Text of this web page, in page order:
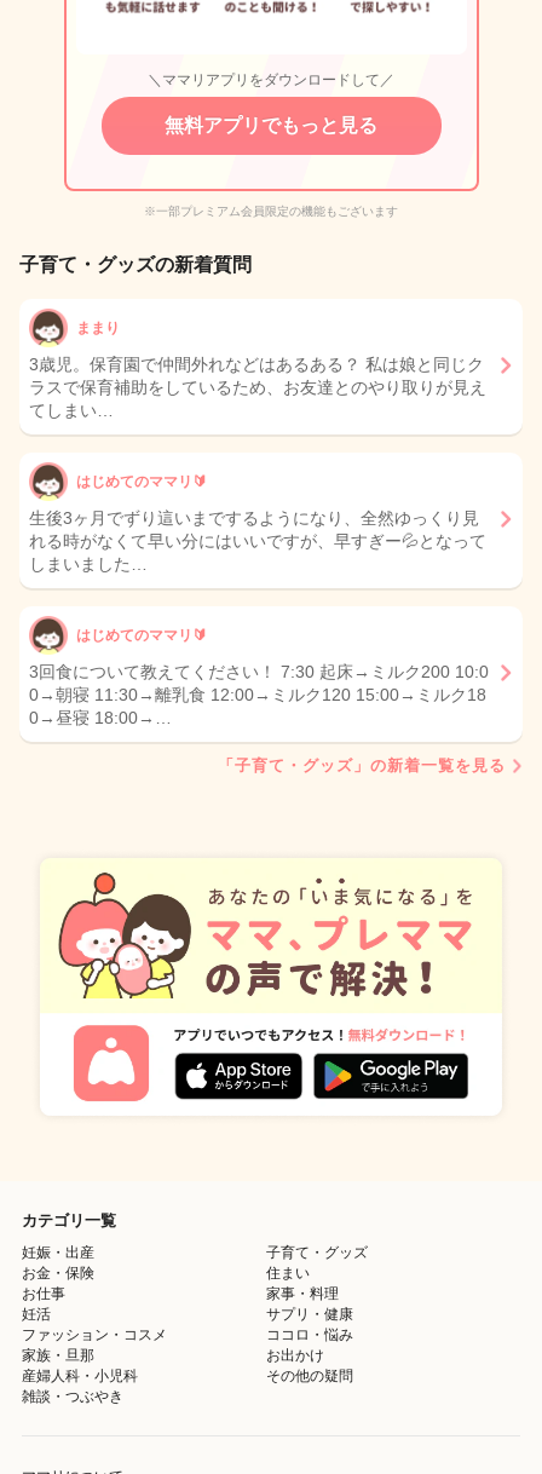
＼ママリアプリをダウンロードして／
無料アプリでもっと見る
※一部プレミアム会員限定の機能もございます
子育て・グッズの新着質問
ままり
3歳児。保育園で仲間外れなどはあるある？ 私は娘と同じク
ラスで保育補助をしているため、お友達とのやり取りが見え
てしまい…
はじめてのママリ🔰
生後3ヶ月でずり這いまでするようになり、全然ゆっくり見
れる時がなくて早い分にはいいですが、早すぎー💦となって
しまいました…
はじめてのママリ🔰
3回食について教えてください！ 7:30 起床→ミルク200 10:0
0→朝寝 11:30→離乳食 12:00→ミルク120 15:00→ミルク18
0→昼寝 18:00→…
「子育て・グッズ」の新着一覧を見る
カテゴリ一覧
妊娠・出産
子育て・グッズ
お金・保険
住まい
お仕事
家事・料理
妊活
サプリ・健康
ファッション・コスメ
ココロ・悩み
家族・旦那
お出かけ
産婦人科・小児科
その他の疑問
雑談・つぶやき